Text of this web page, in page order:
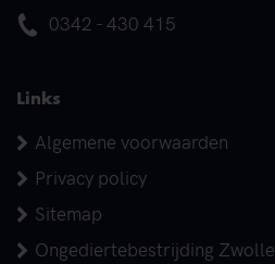
Telefoonnummer
0342 - 430 415
Links
Algemene voorwaarden
Privacy policy
Sitemap
Ongediertebestrijding Zwolle